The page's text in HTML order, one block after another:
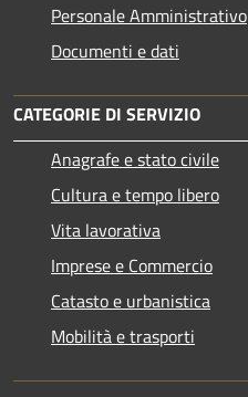
Personale Amministrativo
Documenti e dati
CATEGORIE DI SERVIZIO
Anagrafe e stato civile
Cultura e tempo libero
Vita lavorativa
Imprese e Commercio
Catasto e urbanistica
Mobilità e trasporti